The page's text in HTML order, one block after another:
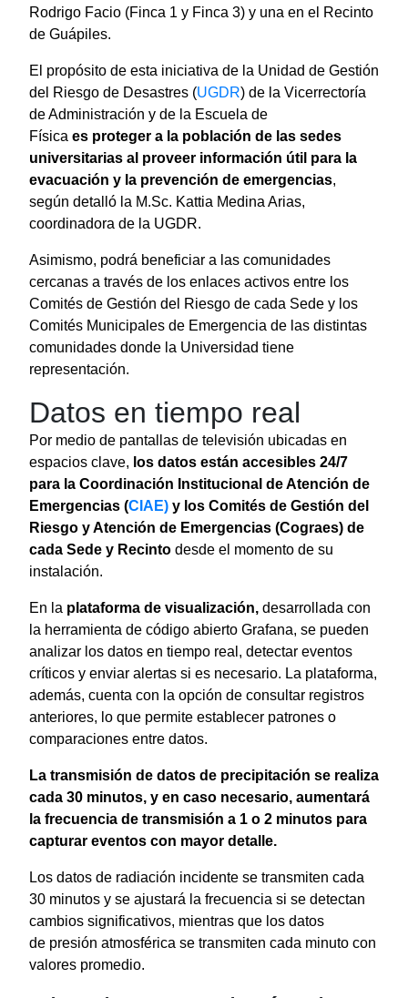
Rodrigo Facio (Finca 1 y Finca 3) y una en el Recinto
de Guápiles.
El propósito de esta iniciativa de la Unidad de Gestión
del Riesgo de Desastres (UGDR) de la Vicerrectoría
de Administración y de la Escuela de
Física es proteger a la población de las sedes
universitarias al proveer información útil para la
evacuación y la prevención de emergencias,
según detalló la M.Sc. Kattia Medina Arias,
coordinadora de la UGDR.
Asimismo, podrá beneficiar a las comunidades
cercanas a través de los enlaces activos entre los
Comités de Gestión del Riesgo de cada Sede y los
Comités Municipales de Emergencia de las distintas
comunidades donde la Universidad tiene
representación.
Datos en tiempo real
Por medio de pantallas de televisión ubicadas en
espacios clave, los datos están accesibles 24/7
para la Coordinación Institucional de Atención de
Emergencias (CIAE) y los Comités de Gestión del
Riesgo y Atención de Emergencias (Cograes) de
cada Sede y Recinto desde el momento de su
instalación.
En la plataforma de visualización, desarrollada con
la herramienta de código abierto Grafana, se pueden
analizar los datos en tiempo real, detectar eventos
críticos y enviar alertas si es necesario. La plataforma,
además, cuenta con la opción de consultar registros
anteriores, lo que permite establecer patrones o
comparaciones entre datos.
La transmisión de datos de precipitación se realiza
cada 30 minutos, y en caso necesario, aumentará
la frecuencia de transmisión a 1 o 2 minutos para
capturar eventos con mayor detalle.
Los datos de radiación incidente se transmiten cada
30 minutos y se ajustará la frecuencia si se detectan
cambios significativos, mientras que los datos
de presión atmosférica se transmiten cada minuto con
valores promedio.